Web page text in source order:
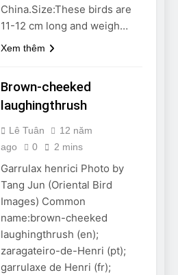
China.Size:These birds are
11-12 cm long and weigh…
Xem thêm
Brown-cheeked
laughingthrush
Lê Tuân
12 năm
ago
0 2 mins
Garrulax henrici Photo by
Tang Jun (Oriental Bird
Images) Common
name:brown-cheeked
laughingthrush (en);
zaragateiro-de-Henri (pt);
garrulaxe de Henri (fr);